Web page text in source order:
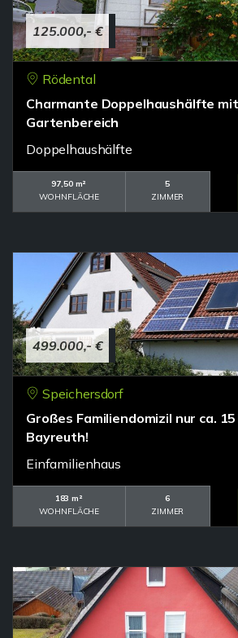
125.000,- €
Rödental
Charmante Doppelhaushälfte
Gartenbereich
Doppelhaushälfte
97,50 m²
WOHNFLÄCHE
5
ZIMMER
499.000,- €
Speichersdorf
Großes Familiendomizil nur ca. 15
Bayreuth!
Einfamilienhaus
183 m²
WOHNFLÄCHE
6
ZIMMER